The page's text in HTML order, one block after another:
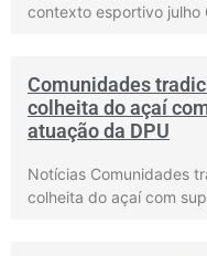
contexto esportivo julho
Comunidades
colheita do açaí
atuação da DPU
Notícias Comunidades
colheita do açaí com